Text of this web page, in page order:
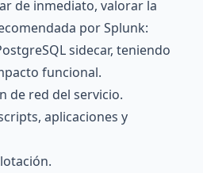
de inmediato, valorar la
por Splunk:
sidecar, teniendo
funcional.
de red del servicio.
aplicaciones y